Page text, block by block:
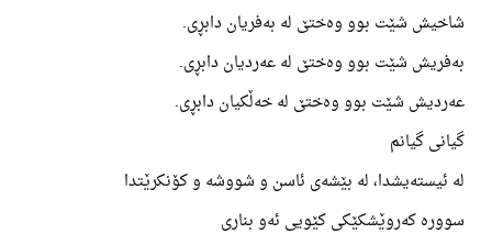
شاخیش شێت بوو وەختێ لە بەفریان دابڕی.
بەفریش شێت بوو وەختێ لە عەردیان دابڕی.
عەردیش شێت بوو وەختێ لە خەڵکیان دابڕی.
گیانی گیانم
لە ئیستەیشدا، لە بێشەی ئاسن و شووشە و کۆنکرێتدا
سوورە کەروێشکێکی کێویی ئەو بناری